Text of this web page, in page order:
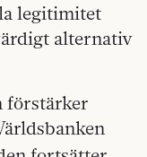
legitimitet
alternativ
förstärker